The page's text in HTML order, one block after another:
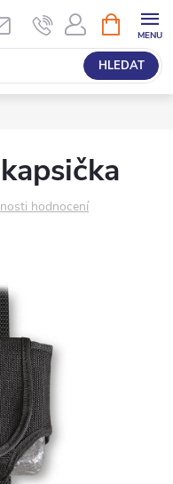
HLEDAT
NÁKUPNÍ
KOŠÍK
hodnocení